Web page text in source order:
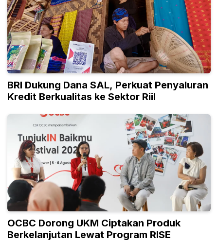
BRI Dukung Dana SAL, Perkuat Penyaluran
Kredit Berkualitas ke Sektor Riil
OCBC Dorong UKM Ciptakan Produk
Berkelanjutan Lewat Program RISE